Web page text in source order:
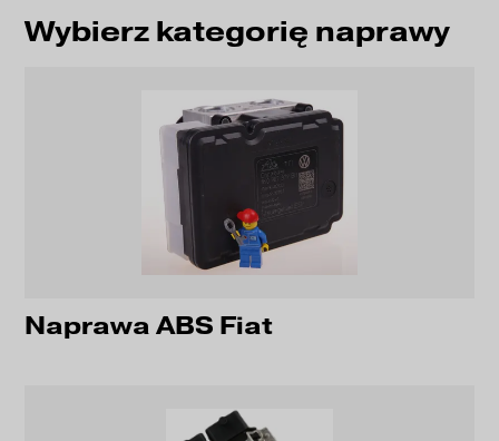
Wybierz kategorię naprawy
Naprawa ABS Fiat